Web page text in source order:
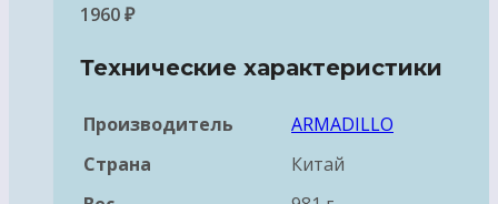
1960₽
Технические характеристики
Производитель
ARMADILLO
Страна
Китай